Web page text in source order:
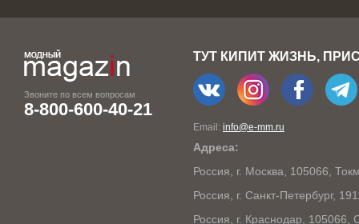
Звоните по всем вопросам
8-800-600-40-21
ТУТ КИПИТ ЖИЗНЬ,
Email: info@e-mm.ru
Адреса:
Россия, г. Москва, 105066,
Россия, г. Санкт-Петербург,
Россия, г. Краснодар,